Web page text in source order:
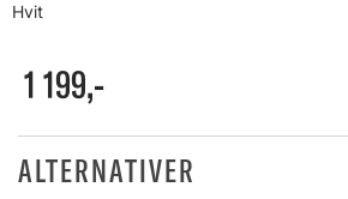
Hvit
1 199,-
ALTERNATIVER